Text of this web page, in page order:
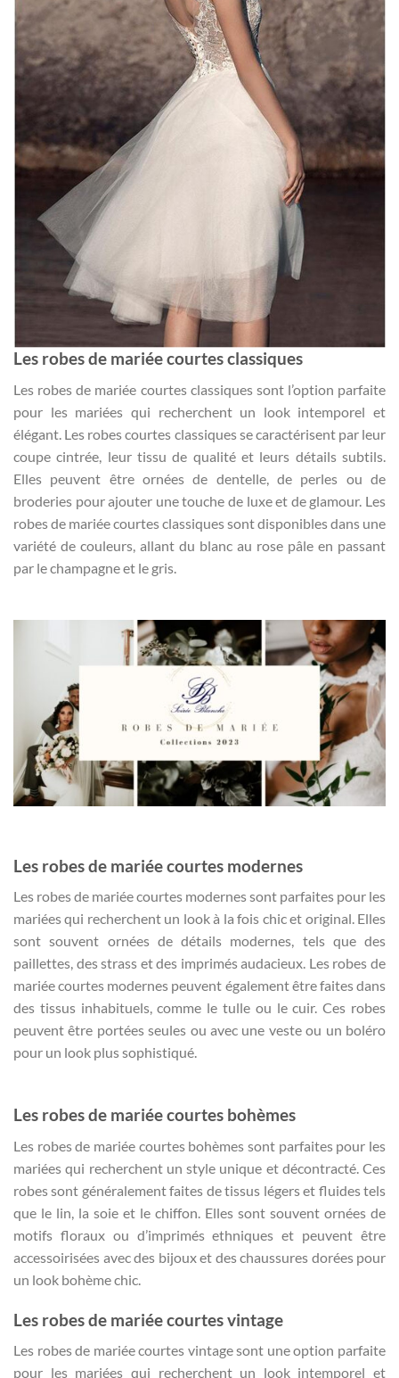
Les robes de mariée courtes classiques
Les robes de mariée courtes classiques sont l’option parfaite
pour les mariées qui recherchent un look intemporel et
élégant. Les robes courtes classiques se caractérisent par leur
coupe cintrée, leur tissu de qualité et leurs détails subtils.
Elles peuvent être ornées de dentelle, de perles ou de
broderies pour ajouter une touche de luxe et de glamour. Les
robes de mariée courtes classiques sont disponibles dans une
variété de couleurs, allant du blanc au rose pâle en passant
par le champagne et le gris.
Les robes de mariée courtes modernes
Les robes de mariée courtes modernes sont parfaites pour les
mariées qui recherchent un look à la fois chic et original. Elles
sont souvent ornées de détails modernes, tels que des
paillettes, des strass et des imprimés audacieux. Les robes de
mariée courtes modernes peuvent également être faites dans
des tissus inhabituels, comme le tulle ou le cuir. Ces robes
peuvent être portées seules ou avec une veste ou un boléro
pour un look plus sophistiqué.
Les robes de mariée courtes bohèmes
Les robes de mariée courtes bohèmes sont parfaites pour les
mariées qui recherchent un style unique et décontracté. Ces
robes sont généralement faites de tissus légers et fluides tels
que le lin, la soie et le chiffon. Elles sont souvent ornées de
motifs floraux ou d’imprimés ethniques et peuvent être
accessoirisées avec des bijoux et des chaussures dorées pour
un look bohème chic.
Les robes de mariée courtes vintage
Les robes de mariée courtes vintage sont une option parfaite
pour les mariées qui recherchent un look intemporel et